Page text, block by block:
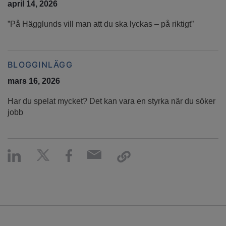
april 14, 2026
”På Hägglunds vill man att du ska lyckas – på riktigt”
BLOGGINLÄGG
mars 16, 2026
Har du spelat mycket? Det kan vara en styrka när du söker
jobb